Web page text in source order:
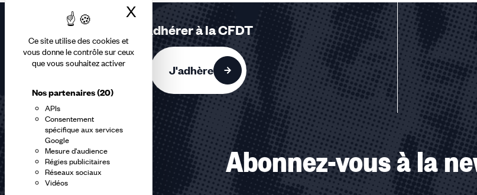
Ce site utilise des cookies et
vous donne le contrôle sur ceux
que vous souhaitez activer
Nos partenaires(20)
APIs
Consentement
spécifique aux services
Google
Mesure d'audience
Régies publicitaires
Réseaux sociaux
Vidéos
X Masquer le bandeau des cookies
accessibles
Adhérer à la CFDT
J'adhère
Abonnez-vous à la